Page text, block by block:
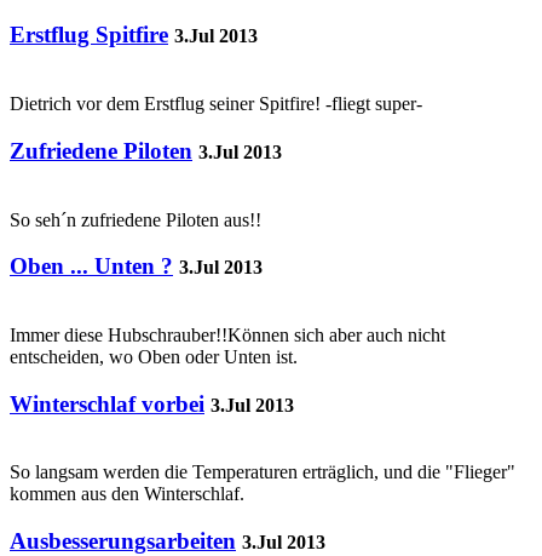
Erstflug Spitfire 3.Jul 2013
Dietrich vor dem Erstflug seiner Spitfire! -fliegt super-
Zufriedene Piloten 3.Jul 2013
So seh´n zufriedene Piloten aus!!
Oben ... Unten ? 3.Jul 2013
Immer diese Hubschrauber!!Können sich aber auch nicht
entscheiden, wo Oben oder Unten ist.
Winterschlaf vorbei 3.Jul 2013
So langsam werden die Temperaturen erträglich, und die "Flieger"
kommen aus den Winterschlaf.
Ausbesserungsarbeiten 3.Jul 2013